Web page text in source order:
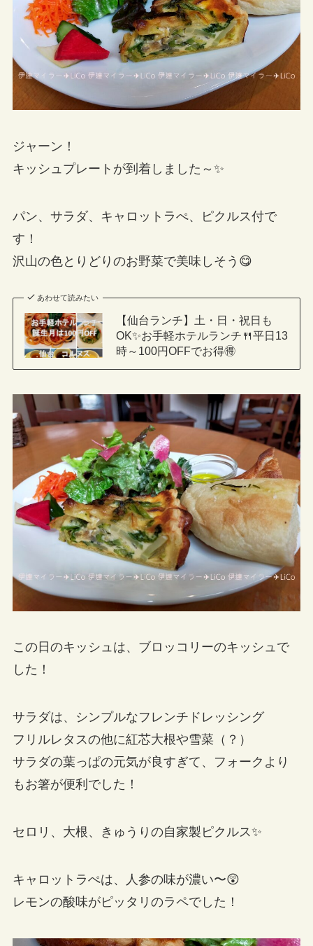
ジャーン！
キッシュプレートが到着しました～✨
パン、サラダ、キャロットラぺ、ピクルス付で
す！
沢山の色とりどりのお野菜で美味しそう😋
あわせて読みたい
【仙台ランチ】土・日・祝日も
OK✨お手軽ホテルランチ🍴平日13
時～100円OFFでお得🉐
この日のキッシュは、ブロッコリーのキッシュで
した！
サラダは、シンプルなフレンチドレッシング
フリルレタスの他に紅芯大根や雪菜（？）
サラダの葉っぱの元気が良すぎて、フォークより
もお箸が便利でした！
セロリ、大根、きゅうりの自家製ピクルス✨
キャロットラぺは、人参の味が濃い〜😲
レモンの酸味がピッタリのラペでした！